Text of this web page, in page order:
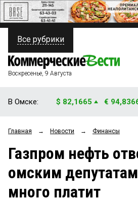
ПОЛИТИКА
ФИНАНСЫ
ОБЩЕСТВО
ЗАКОН
НОВОСТИ КОМПАНИЙ
Все рубрики
Воскресенье, 9 Августа
В Омске: $ 82,1665 €
Главная → Новости → Финансы
Газпром нефть
омским
много платит